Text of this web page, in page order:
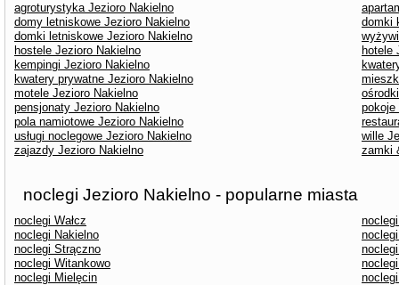
agroturystyka Jezioro Nakielno
domy letniskowe Jezioro Nakielno
domki
domki letniskowe Jezioro Nakielno
hostele Jezioro Nakielno
hotele
kempingi Jezioro Nakielno
kwatery prywatne Jezioro Nakielno
motele Jezioro Nakielno
pensjonaty Jezioro Nakielno
pokoje
pola namiotowe Jezioro Nakielno
usługi noclegowe Jezioro Nakielno
wille
zajazdy Jezioro Nakielno
zamki
noclegi Jezioro Nakielno - popularne miasta
noclegi Wałcz
noclegi Nakielno
noclegi Strączno
noclegi Witankowo
noclegi Mielęcin